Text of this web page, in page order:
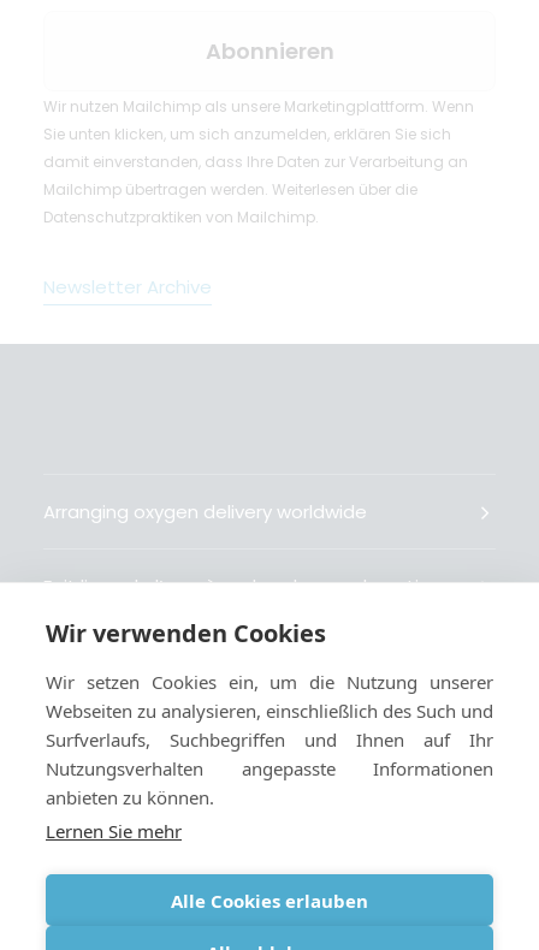
Wir nutzen Mailchimp als unsere Marketingplattform. Wenn
Sie unten klicken, um sich anzumelden, erklären Sie sich
damit einverstanden, dass Ihre Daten zur Verarbeitung an
Mailchimp übertragen werden. Weiterlesen über die
Datenschutzpraktiken von Mailchimp.
Newsletter Archive
Arranging oxygen delivery worldwide
Fait livrer de l’oxygène dans le monde entier
Gestiona la entrega de oxígeno medicinal en el
mundo
Geschäftsbedingungen|Cookies und
datenschutzbestimmungen
Wir verwenden Cookies
Wir setzen Cookies ein, um die Nutzung unserer
Webseiten zu analysieren, einschließlich des Such und
Surfverlaufs, Suchbegriffen und Ihnen auf Ihr
Nutzungsverhalten angepasste Informationen
anbieten zu können.
Lernen Sie mehr
Alle Cookies erlauben